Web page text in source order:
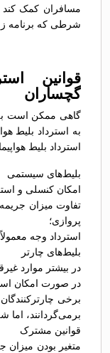
مسافران کمک کند
شرطی که برنامه
قوانین
گچساران
گاهی ممکن است به
به استرداد بلیط
استرداد بلیط
بلیط‌های سیستمی
امکان کنسلی و
تفاوت میزان
پروازی؛
استرداد وجه
بلیط‌های چارتر
در بیشتر موارد
در صورت امکان
برخی
برمی‌گردانند، اما
قوانین مشترک
متغیر بودن میزان